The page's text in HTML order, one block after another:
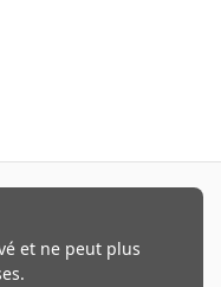
et ne peut plus